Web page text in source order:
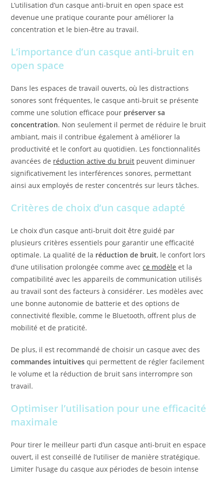
L’utilisation d’un casque anti-bruit en open space est
devenue une pratique courante pour améliorer la
concentration et le bien-être au travail.
L’importance d’un casque anti-bruit en
open space
Dans les espaces de travail ouverts, où les distractions
sonores sont fréquentes, le casque anti-bruit se présente
comme une solution efficace pour préserver sa
concentration. Non seulement il permet de réduire le bruit
ambiant, mais il contribue également à améliorer la
productivité et le confort au quotidien. Les fonctionnalités
avancées de réduction active du bruit peuvent diminuer
significativement les interférences sonores, permettant
ainsi aux employés de rester concentrés sur leurs tâches.
Critères de choix d’un casque adapté
Le choix d’un casque anti-bruit doit être guidé par
plusieurs critères essentiels pour garantir une efficacité
optimale. La qualité de la réduction de bruit, le confort lors
d’une utilisation prolongée comme avecce modèle et la
compatibilité avec les appareils de communication utilisés
au travail sont des facteurs à considérer. Les modèles avec
une bonne autonomie de batterie et des options de
connectivité flexible, comme le Bluetooth, offrent plus de
mobilité et de praticité.
De plus, il est recommandé de choisir un casque avec des
commandes intuitives qui permettent de régler facilement
le volume et la réduction de bruit sans interrompre son
travail.
Optimiser l’utilisation pour une efficacité
maximale
Pour tirer le meilleur parti d’un casque anti-bruit en espace
ouvert, il est conseillé de l’utiliser de manière stratégique.
Limiter l’usage du casque aux périodes de besoin intense